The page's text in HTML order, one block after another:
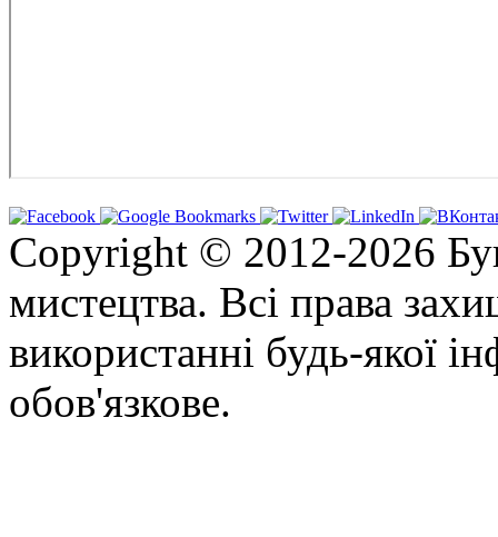
Copyright © 2012-2026
мистецтва. Всі права
використанні будь-якої
обов'язкове.